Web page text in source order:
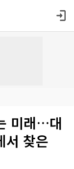
미래…대
서 찾은